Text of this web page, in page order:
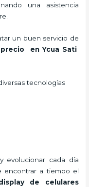
una asistencia
un buen servicio de
en Ycua Sati
tecnologías
evolucionar cada día
encontrar a tiempo el
de celulares